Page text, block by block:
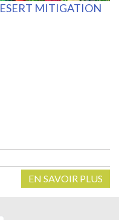
MITIGATION
EN SAVOIR PLUS